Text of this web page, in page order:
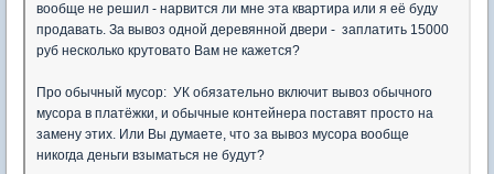
вообще не решил - нарвится ли мне эта квартира или я её буду
продавать. За вывоз одной деревянной двери - заплатить 15000
руб несколько крутовато Вам не кажется?
Про обычный мусор: УК обязательно включит вывоз обычного
мусора в платёжки, и обычные контейнера поставят просто на
замену этих. Или Вы думаете, что за вывоз мусора вообще
никогда деньги взыматься не будут?